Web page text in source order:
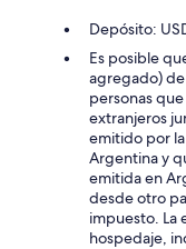
Depósito:
Es posible
agregado) de
personas
extranjeros
emitido por
Argentina y
emitida en
desde otro
impuesto. La
hospedaje,